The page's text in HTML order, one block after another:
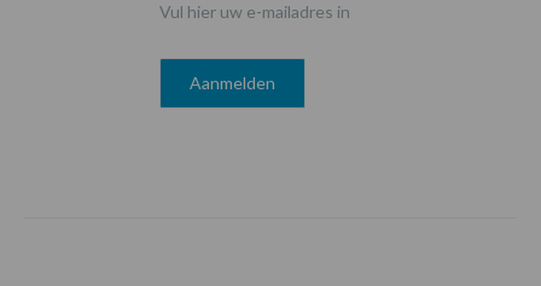
Vul hier uw e-mailadres in